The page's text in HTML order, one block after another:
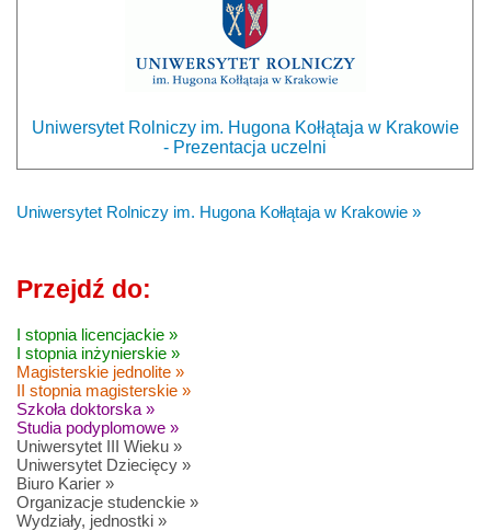
Uniwersytet Rolniczy im. Hugona Kołłątaja w Krakowie
- Prezentacja uczelni
Uniwersytet Rolniczy im. Hugona Kołłątaja w Krakowie »
Przejdź do:
I stopnia licencjackie »
I stopnia inżynierskie »
Magisterskie jednolite »
II stopnia magisterskie »
Szkoła doktorska »
Studia podyplomowe »
Uniwersytet III Wieku »
Uniwersytet Dziecięcy »
Biuro Karier »
Organizacje studenckie »
Wydziały, jednostki »